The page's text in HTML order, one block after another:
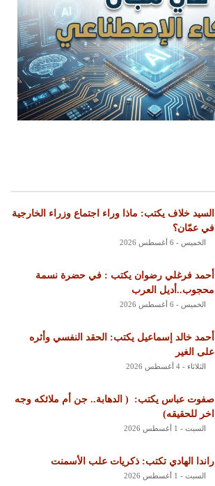
السيد خلاف يكتب: ماذا وراء اجتماع وزراء الخارجية
في عمّان؟
الخميس - 6 أغسطس 2026
أحمد فرغلي رضوان يكتب : في حضرة نسمة
محجوب..أديل العرب
الخميس - 6 أغسطس 2026
أحمد خالد إسماعيل يكتب: الحقد النفسي وأثره
على الغير
الثلاثاء - 4 أغسطس 2026
‏صفوت عباس يكتب: ‏ ‏( الدهابة.. جن أم ملائكه وجه
اخر للحقيقه)
السبت - 1 أغسطس 2026
راندا الهادي تكتب: ذكريات علب الأسمنت
السبت - 1 أغسطس 2026